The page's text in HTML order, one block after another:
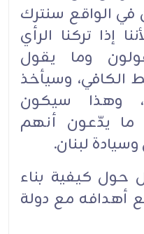
الواقع سنترك
إذا تركنا الرأي
وما يقول
الكافي، وسيأخذ
وهذا سيكون
يدّعون أنهم
لبنان.
حول كيفية بناء
أهدافه مع دولة